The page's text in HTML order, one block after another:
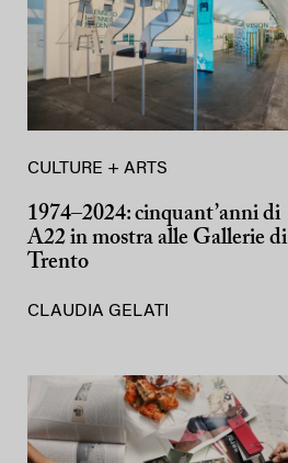
CULTURE + ARTS
1974–2024: cinquant’anni di
A22 in mostra alle Gallerie di
Trento
CLAUDIA GELATI